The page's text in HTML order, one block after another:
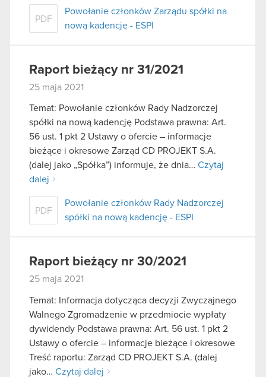
PDF
Powołanie członków Zarządu spółki na
nową kadencję - ESPI
Raport bieżący nr 31/2021
25 maja 2021
Temat: Powołanie członków Rady Nadzorczej
spółki na nową kadencję Podstawa prawna: Art.
56 ust. 1 pkt 2 Ustawy o ofercie – informacje
bieżące i okresowe Zarząd CD PROJEKT S.A.
(dalej jako „Spółka”) informuje, że dnia… Czytaj
dalej
PDF
Powołanie członków Rady Nadzorczej
spółki na nową kadencję - ESPI
Raport bieżący nr 30/2021
25 maja 2021
Temat: Informacja dotycząca decyzji Zwyczajnego
Walnego Zgromadzenie w przedmiocie wypłaty
dywidendy Podstawa prawna: Art. 56 ust. 1 pkt 2
Ustawy o ofercie – informacje bieżące i okresowe
Treść raportu: Zarząd CD PROJEKT S.A. (dalej
jako… Czytaj dalej